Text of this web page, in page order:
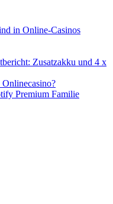
in Online-Casinos
Zusatzakku und 4 x
Premium Familie